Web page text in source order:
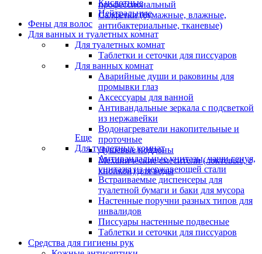
профессиональный
Салфетки (бумажные, влажные,
антибактериальные, тканевые)
Кислотные
Нейтральные
Фены для волос
Для ванных и туалетных комнат
Для туалетных комнат
Таблетки и сеточки для писсуаров
Для ванных комнат
Аварийные души и раковины для
промывки глаз
Аксессуары для ванной
Антивандальные зеркала с подсветкой
из нержавейки
Водонагреватели накопительные и
проточные
Душевые поддоны
Механические смесители (локтевые, с
кнопкой) для воды
Еще
Для туалетных комнат
Антивандальные унитазы, чаши генуя,
унитазы из нержавеющей стали
Встраиваемые диспенсеры для
туалетной бумаги и баки для мусора
Настенные поручни разных типов для
инвалидов
Писсуары настенные подвесные
Таблетки и сеточки для писсуаров
Средства для гигиены рук